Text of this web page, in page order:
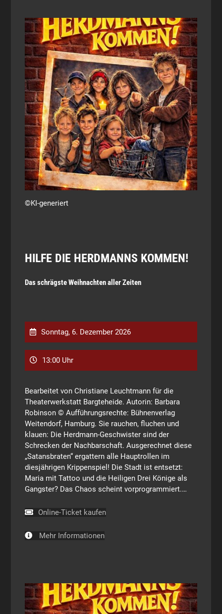
©KI-generiert
HILFE DIE HERDMANNS KOMMEN!
Das schrägste Weihnachten aller Zeiten
Sonntag, 6. Dezember 2026
13:00 Uhr
Bearbeitet von Christiane Leuchtmann für die
Theaterwerkstatt Bargteheide. Autorin: Barbara
Robinson © Aufführungsrechte: Bühnenverlag
Weitendorf, Hamburg. Sie rauchen, fluchen und
klauen: Die Herdmann-Geschwister sind der
Schrecken der Nachbarschaft. Ausgerechnet diese
„Satansbraten“ ergattern alle Hauptrollen im
diesjährigen Krippenspiel! Die Stadt ist entsetzt:
Maria mit Tattoo und die Heiligen Drei Könige als
Gangster? Das Chaos scheint vorprogrammiert.…
Online-Ticket kaufen
Mehr Informationen